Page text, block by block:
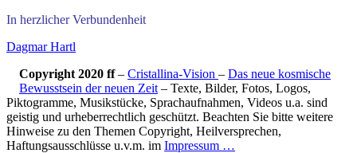
In herzlicher Verbundenheit
Dagmar Hartl
Copyright 2020 ff– Cristallina-Vision – Das neue kosmische
Bewusstsein der neuen Zeit – Texte, Bilder, Fotos, Logos,
Piktogramme, Musikstücke, Sprachaufnahmen, Videos u.a. sind
geistig und urheberrechtlich geschützt. Beachten Sie bitte weitere
Hinweise zu den Themen Copyright, Heilversprechen,
Haftungsausschlüsse u.v.m. im Impressum …